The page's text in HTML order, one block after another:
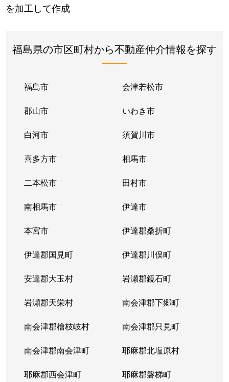
を加工して作成
福島県の市区町村から不動産仲介情報を探す
福島市 会津若松市
郡山市 いわき市
白河市 須賀川市
喜多方市 相馬市
二本松市 田村市
南相馬市 伊達市
本宮市 伊達郡桑折町
伊達郡国見町 伊達郡川俣町
安達郡大玉村 岩瀬郡鏡石町
岩瀬郡天栄村 南会津郡下郷町
南会津郡檜枝岐村 南会津郡只見町
南会津郡南会津町 耶麻郡北塩原村
耶麻郡西会津町 耶麻郡磐梯町